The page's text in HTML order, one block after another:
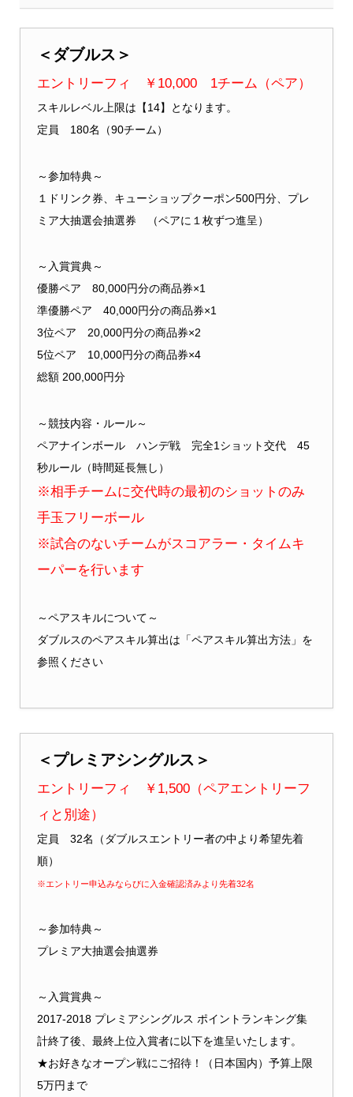
＜ダブルス＞
エントリーフィ ￥10,000 1チーム（ペア）
スキルレベル上限は【14】となります。
定員 180名（90チーム）
～参加特典～
１ドリンク券、キューショップクーポン500円分、プレ
ミア大抽選会抽選券 （ペアに１枚ずつ進呈）
～入賞賞典～
優勝ペア 80,000円分の商品券×1
準優勝ペア 40,000円分の商品券×1
3位ペア 20,000円分の商品券×2
5位ペア 10,000円分の商品券×4
総額 200,000円分
～競技内容・ルール～
ペアナインボール ハンデ戦 完全1ショット交代 45
秒ルール（時間延長無し）
※相手チームに交代時の最初のショットのみ
手玉フリーボール
※試合のないチームがスコアラー・タイムキ
ーパーを行います
～ペアスキルについて～
ダブルスのペアスキル算出は「ペアスキル算出方法」を
参照ください
＜プレミアシングルス＞
エントリーフィ ￥1,500（ペアエントリーフ
ィと別途）
定員 32名（ダブルスエントリー者の中より希望先着
順）
※エントリー申込みならびに入金確認済みより先着32名
～参加特典～
プレミア大抽選会抽選券
～入賞賞典～
2017-2018 プレミアシングルス ポイントランキング集
計終了後、最終上位入賞者に以下を進呈いたします。
★お好きなオープン戦にご招待！（日本国内）予算上限
5万円まで